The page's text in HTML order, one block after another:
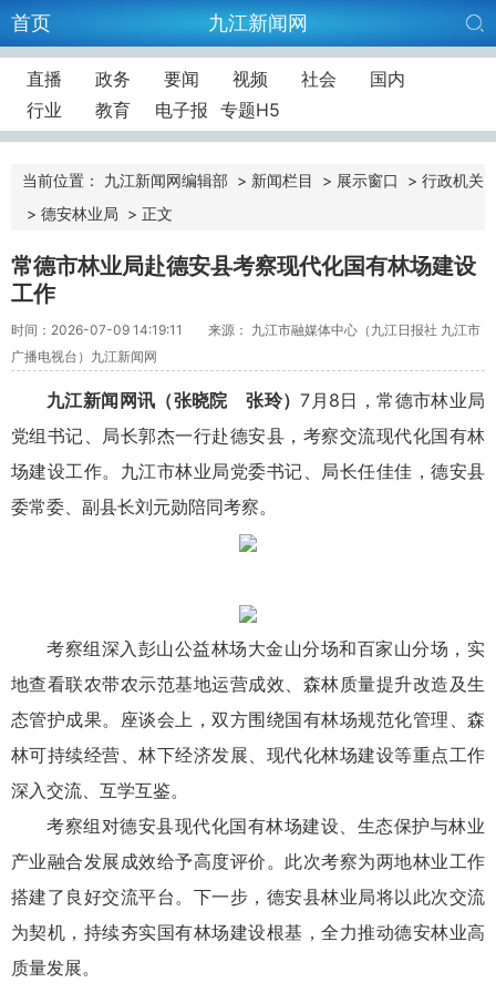
首页 九江新闻网
直播 政务 要闻 视频 社会
国内
行业
教育 电子报 专题H5
当前位置： 九江新闻网编辑部 > 新闻栏目 > 展示窗口 > 行政机关
> 德安林业局 > 正文
常德市林业局赴德安县考察现代化国有林场建设
工作
时间：2026-07-09 14:19:11
来源： 九江市融媒体中心（九江日报社 九江市
广播电视台）九江新闻网
九江新闻网讯 （张晓院 张玲）7月8日，常德市林业局
党组书记、局长郭杰一行赴德安县，考察交流现代化国有林
场建设工作。九江市林业局党委书记、局长任佳佳，德安县
委常委、副县长刘元勋陪同考察。
考察组深入彭山公益林场大金山分场和百家山分场，实
地查看联农带农示范基地运营成效、森林质量提升改造及生
态管护成果。座谈会上，双方围绕国有林场规范化管理、森
林可持续经营、林下经济发展、现代化林场建设等重点工作
深入交流、互学互鉴。
考察组对德安县现代化国有林场建设、生态保护与林业
产业融合发展成效给予高度评价。此次考察为两地林业工作
搭建了良好交流平台。下一步，德安县林业局将以此次交流
为契机，持续夯实国有林场建设根基，全力推动德安林业高
质量发展。